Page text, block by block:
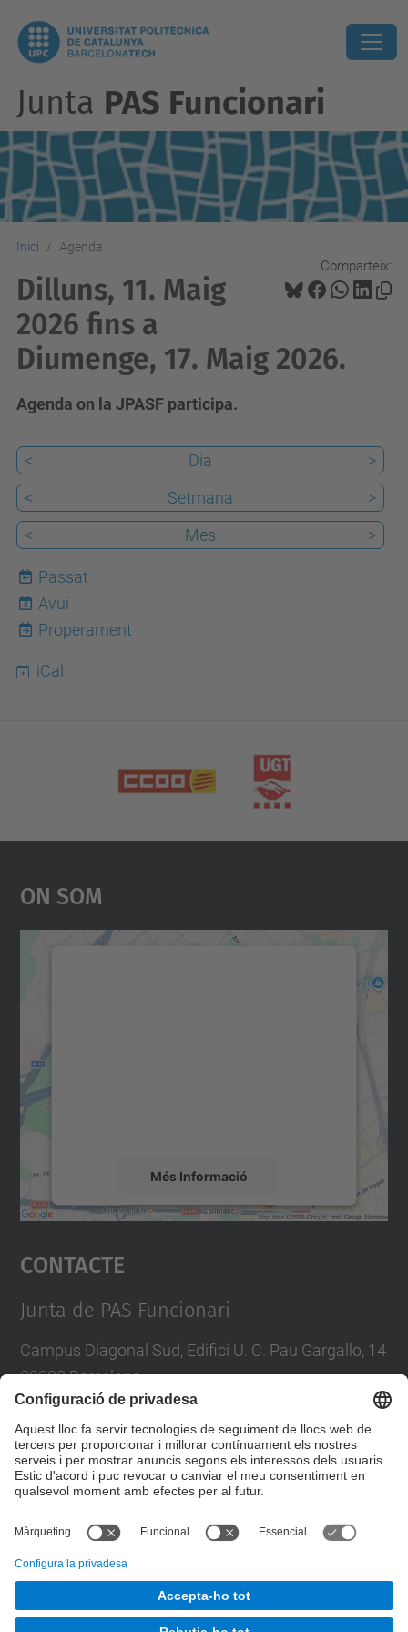
Junta PAS Funcionari
Inici Agenda
Comparteix:
Dilluns, 11. Maig
2026 fins a
Diumenge, 17. Maig 2026.
Agenda on la JPASF participa.
< Dia
>
<
Setmana
>
<
Mes >
Passat
8
Avui
Properament
iCal
On Som
Més Informació
Accepta
powered by
Contacte
Junta de PAS Funcionari
Campus Diagonal Sud, Edifici U. C. Pau Gargallo, 14
08028 Barcelona
E-mail :junta.pasf@upc.edu
Formulari de contacte
Junta PAS Funcionari